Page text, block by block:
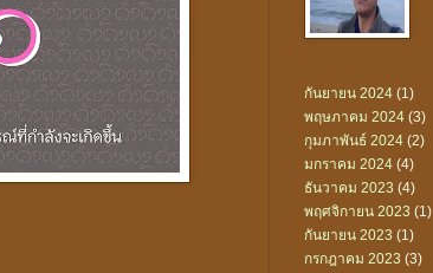
กันยายน 2024 (1)
พฤษภาคม 2024 (3)
กุมภาพันธ์ 2024 (2)
มกราคม 2024 (4)
ธันวาคม 2023 (4)
พฤศจิกายน 2023 (1)
กันยายน 2023 (1)
กรกฎาคม 2023 (3)